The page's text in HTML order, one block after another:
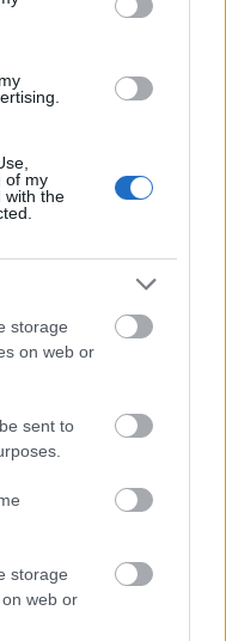
of my
with the
storage
on web or
sent to
storage
web or
remixet a
The
és a NEO-
és Brandon
Sticky Beats
electrobreak,
kísérletezés
a
elégedett
alkotta duót
A Tilos
műsorban
pedig
mint Krafty